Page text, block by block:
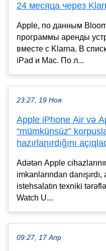
24 месяца через
Apple, по данным
программы аренды
вместе с Klarna. В
iPad и Mac. По л...
23:27, 19 Ноя
Apple iPhone Air və
“mümkünsüz”
hazırlanırdığını
Adətən Apple
imkanlarından
istehsalatın texniki
Watch U...
09:27, 17 Апр